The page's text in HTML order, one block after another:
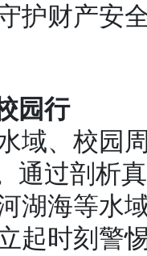
护财产安全
园行
域、校园
通过剖析
湖海等水
起时刻警